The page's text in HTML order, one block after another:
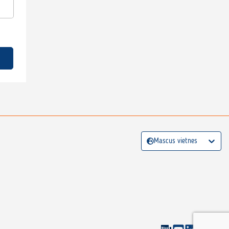
Mascus vietnes